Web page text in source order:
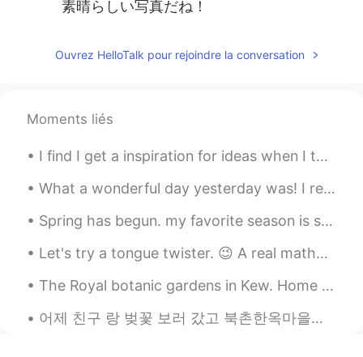
素晴らしい写真だね！
Ouvrez HelloTalk pour rejoindre la conversation
Moments liés
I find I get a inspiration for ideas when I take a shower😅✨💡🚿 or bath🛀💡✨ I don't have any photos...
What a wonderful day yesterday was! I received some lovely gifts from family and friends. I had q...
Spring has begun. my favorite season is spring. Flowers are everywhere. There is a slight warm wi...
Let's try a tongue twister. 😉 A real mathematician can mathematically mathematise mathematics in...
The Royal botanic gardens in Kew. Home to the world’s most diverse collections of plants,and a re...
어제 친구 랑 벚꽃 보러 갔고 북촌한옥마을에 갔어요! 벚꽃이 정말 아름다웠어요! 그리고 한국에서 전통 가옥을 본 것도 처음이었어요! 너무 많이 걷고 피곤했지만 재미 있었어요!...